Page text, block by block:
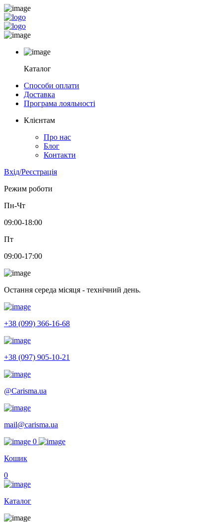
Каталог
Способи оплати
Доставка
Програма лояльності
Клієнтам
Про нас
Блог
Контакти
Вхід/Реєстрація
Режим роботи
Пн-Чт
09:00-18:00
Пт
09:00-17:00
Остання середа місяця - технічний день.
+38 (099) 366-16-68
+38 (097) 905-10-21
@Carisma.ua
mail@carisma.ua
0
Кошик
0
Каталог